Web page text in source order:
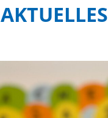
AKTUELLES